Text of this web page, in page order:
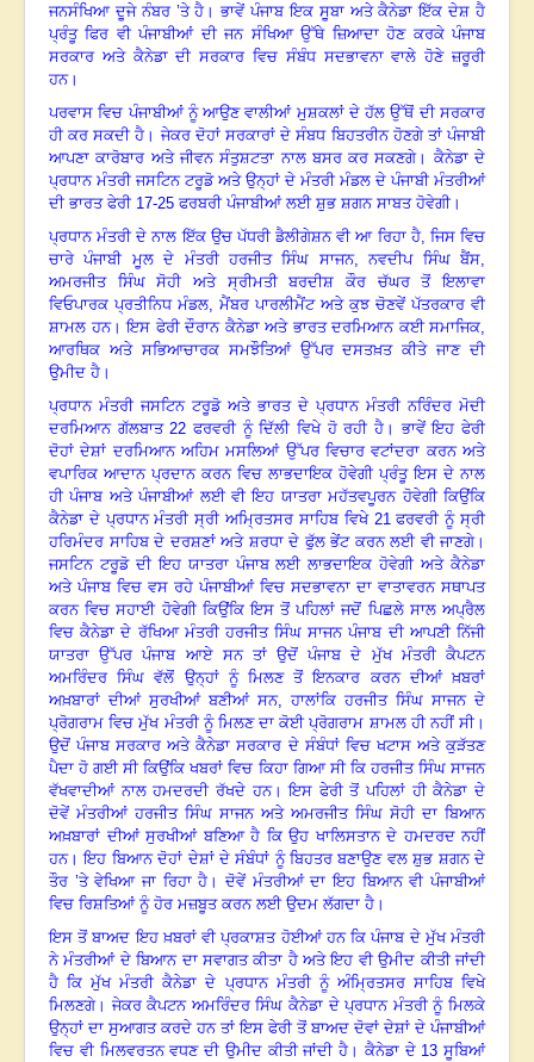
ਜਨਸੰਖਿਆ ਦੂਜੇ ਨੰਬਰ ’ਤੇ ਹੈ। ਭਾਵੇਂ ਪੰਜਾਬ ਇਕ ਸੂਬਾ ਅਤੇ ਕੈਨੇਡਾ ਇੱਕ ਦੇਸ਼ ਹੈ
ਪ੍ਰੰਤੂ ਫਿਰ ਵੀ ਪੰਜਾਬੀਆਂ ਦੀ ਜਨ ਸੰਖਿਆ ਉੱਥੇ ਜ਼ਿਆਦਾ ਹੋਣ ਕਰਕੇ ਪੰਜਾਬ
ਸਰਕਾਰ ਅਤੇ ਕੈਨੇਡਾ ਦੀ ਸਰਕਾਰ ਵਿਚ ਸੰਬੰਧ ਸਦਭਾਵਨਾ ਵਾਲੇ ਹੋਣੇ ਜ਼ਰੂਰੀ
ਹਨ।
ਪਰਵਾਸ ਵਿਚ ਪੰਜਾਬੀਆਂ ਨੂੰ ਆਉਣ ਵਾਲੀਆਂ ਮੁਸ਼ਕਲਾਂ ਦੇ ਹੱਲ ਉੱਥੋਂ ਦੀ ਸਰਕਾਰ
ਹੀ ਕਰ ਸਕਦੀ ਹੈ। ਜੇਕਰ ਦੋਹਾਂ ਸਰਕਾਰਾਂ ਦੇ ਸੰਬਧ ਬਿਹਤਰੀਨ ਹੋਣਗੇ ਤਾਂ ਪੰਜਾਬੀ
ਆਪਣਾ ਕਾਰੋਬਾਰ ਅਤੇ ਜੀਵਨ ਸੰਤੁਸ਼ਟਤਾ ਨਾਲ ਬਸਰ ਕਰ ਸਕਣਗੇ। ਕੈਨੇਡਾ ਦੇ
ਪ੍ਰਧਾਨ ਮੰਤਰੀ ਜਸਟਿਨ ਟਰੂਡੋ ਅਤੇ ਉਨ੍ਹਾਂ ਦੇ ਮੰਤਰੀ ਮੰਡਲ ਦੇ ਪੰਜਾਬੀ ਮੰਤਰੀਆਂ
ਦੀ ਭਾਰਤ ਫੇਰੀ 17-25 ਫਰਬਰੀ ਪੰਜਾਬੀਆਂ ਲਈ ਸ਼ੁਭ ਸ਼ਗਨ ਸਾਬਤ ਹੋਵੇਗੀ।
ਪ੍ਰਧਾਨ ਮੰਤਰੀ ਦੇ ਨਾਲ ਇੱਕ ਉਚ ਪੱਧਰੀ ਡੈਲੀਗੇਸ਼ਨ ਵੀ ਆ ਰਿਹਾ ਹੈ, ਜਿਸ ਵਿਚ
ਚਾਰੇ ਪੰਜਾਬੀ ਮੂਲ ਦੇ ਮੰਤਰੀ ਹਰਜੀਤ ਸਿੰਘ ਸਾਜਨ,ਨਵਦੀਪ ਸਿੰਘ ਬੈਂਸ,
ਅਮਰਜੀਤ ਸਿੰਘ ਸੋਹੀ ਅਤੇ ਸ੍ਰੀਮਤੀ ਬਰਦੀਸ਼ ਕੌਰ ਚੱਘਰ ਤੋਂ ਇਲਾਵਾ
ਵਿਓਪਾਰਕ ਪ੍ਰਤੀਨਿਧ ਮੰਡਲ, ਮੈਂਬਰ ਪਾਰਲੀਮੈਂਟ ਅਤੇ ਕੁਝ ਚੋਣਵੇਂ ਪੱਤਰਕਾਰ ਵੀ
ਸ਼ਾਮਲ ਹਨ। ਇਸ ਫੇਰੀ ਦੌਰਾਨ ਕੈਨੇਡਾ ਅਤੇ ਭਾਰਤ ਦਰਮਿਆਨ ਕਈ ਸਮਾਜਿਕ,
ਆਰਥਿਕ ਅਤੇ ਸਭਿਆਚਾਰਕ ਸਮਝੌਤਿਆਂ ਉੱਪਰ ਦਸਤਖ਼ਤ ਕੀਤੇ ਜਾਣ ਦੀ
ਉਮੀਦ ਹੈ।
ਪ੍ਰਧਾਨ ਮੰਤਰੀ ਜਸਟਿਨ ਟਰੂਡੋ ਅਤੇ ਭਾਰਤ ਦੇ ਪ੍ਰਧਾਨ ਮੰਤਰੀ ਨਰਿੰਦਰ ਮੋਦੀ
ਦਰਮਿਆਨ ਗੱਲਬਾਤ22 ਫਰਵਰੀ ਨੂੰ ਦਿੱਲੀ ਵਿਖੇ ਹੋ ਰਹੀ ਹੈ। ਭਾਵੇਂ ਇਹ ਫੇਰੀ
ਦੋਹਾਂ ਦੇਸ਼ਾਂ ਦਰਮਿਆਨ ਅਹਿਮ ਮਸਲਿਆਂ ਉੱਪਰ ਵਿਚਾਰ ਵਟਾਂਦਰਾ ਕਰਨ ਅਤੇ
ਵਪਾਰਿਕ ਆਦਾਨ ਪ੍ਰਦਾਨ ਕਰਨ ਵਿਚ ਲਾਭਦਾਇਕ ਹੋਵੇਗੀ ਪ੍ਰੰਤੂ ਇਸ ਦੇ ਨਾਲ
ਹੀ ਪੰਜਾਬ ਅਤੇ ਪੰਜਾਬੀਆਂ ਲਈ ਵੀ ਇਹ ਯਾਤਰਾ ਮਹੱਤਵਪੂਰਨ ਹੋਵੇਗੀ ਕਿਉਂਕਿ
ਕੈਨੇਡਾ ਦੇ ਪ੍ਰਧਾਨ ਮੰਤਰੀ ਸ੍ਰੀ ਅਮ੍ਰਿਤਸਰ ਸਾਹਿਬ ਵਿਖੇ 21ਫਰਵਰੀ ਨੂੰ ਸ੍ਰੀ
ਹਰਿਮੰਦਰ ਸਾਹਿਬ ਦੇ ਦਰਸ਼ਣਾਂ ਅਤੇ ਸ਼ਰਧਾ ਦੇ ਫੁੱਲ ਭੇਂਟ ਕਰਨ ਲਈ ਵੀ ਜਾਣਗੇ।
ਜਸਟਿਨ ਟਰੂਡੋ ਦੀ ਇਹ ਯਾਤਰਾ ਪੰਜਾਬ ਲਈ ਲਾਭਦਾਇਕ ਹੋਵੇਗੀ ਅਤੇ ਕੈਨੇਡਾ
ਅਤੇ ਪੰਜਾਬ ਵਿਚ ਵਸ ਰਹੇ ਪੰਜਾਬੀਆਂ ਵਿਚ ਸਦਭਾਵਨਾ ਦਾ ਵਾਤਾਵਰਨ ਸਥਾਪਤ
ਕਰਨ ਵਿਚ ਸਹਾਈ ਹੋਵੇਗੀ ਕਿਉਂਕਿ ਇਸ ਤੋਂ ਪਹਿਲਾਂ ਜਦੋਂ ਪਿਛਲੇ ਸਾਲ ਅਪ੍ਰੈਲ
ਵਿਚ ਕੈਨੇਡਾ ਦੇ ਰੱਖਿਆ ਮੰਤਰੀ ਹਰਜੀਤ ਸਿੰਘ ਸਾਜਨ ਪੰਜਾਬ ਦੀ ਆਪਣੀ ਨਿੱਜੀ
ਯਾਤਰਾ ਉੱਪਰ ਪੰਜਾਬ ਆਏ ਸਨ ਤਾਂ ਉਦੋਂ ਪੰਜਾਬ ਦੇ ਮੁੱਖ ਮੰਤਰੀ ਕੈਪਟਨ
ਅਮਰਿੰਦਰ ਸਿੰਘ ਵੱਲੋਂ ਉਨ੍ਹਾਂ ਨੂੰ ਮਿਲਣ ਤੋਂ ਇਨਕਾਰ ਕਰਨ ਦੀਆਂ ਖ਼ਬਰਾਂ
ਅਖ਼ਬਾਰਾਂ ਦੀਆਂ ਸੁਰਖੀਆਂ ਬਣੀਆਂ ਸਨ, ਹਾਲਾਂਕਿ ਹਰਜੀਤ ਸਿੰਘ ਸਾਜਨ ਦੇ
ਪ੍ਰੋਗਰਾਮ ਵਿਚ ਮੁੱਖ ਮੰਤਰੀ ਨੂੰ ਮਿਲਣ ਦਾ ਕੋਈ ਪ੍ਰੋਗਰਾਮ ਸ਼ਾਮਲ ਹੀ ਨਹੀਂ ਸੀ।
ਉਦੋਂ ਪੰਜਾਬ ਸਰਕਾਰ ਅਤੇ ਕੈਨੇਡਾ ਸਰਕਾਰ ਦੇ ਸੰਬੰਧਾਂ ਵਿਚ ਖਟਾਸ ਅਤੇ ਕੁੜੱਤਣ
ਪੈਦਾ ਹੋ ਗਈ ਸੀ ਕਿਉਂਕਿ ਖਬਰਾਂ ਵਿਚ ਕਿਹਾ ਗਿਆ ਸੀ ਕਿ ਹਰਜੀਤ ਸਿੰਘ ਸਾਜਨ
ਵੱਖਵਾਦੀਆਂ ਨਾਲ ਹਮਦਰਦੀ ਰੱਖਦੇ ਹਨ। ਇਸ ਫੇਰੀ ਤੋਂ ਪਹਿਲਾਂ ਹੀ ਕੈਨੇਡਾ ਦੇ
ਦੋਵੇਂ ਮੰਤਰੀਆਂ ਹਰਜੀਤ ਸਿੰਘ ਸਾਜਨ ਅਤੇ ਅਮਰਜੀਤ ਸਿੰਘ ਸੋਹੀ ਦਾ ਬਿਆਨ
ਅਖ਼ਬਾਰਾਂ ਦੀਆਂ ਸੁਰਖੀਆਂ ਬਣਿਆ ਹੈ ਕਿ ਉਹ ਖਾਲਿਸਤਾਨ ਦੇ ਹਮਦਰਦ ਨਹੀਂ
ਹਨ। ਇਹ ਬਿਆਨ ਦੋਹਾਂ ਦੇਸ਼ਾਂ ਦੇ ਸੰਬੰਧਾਂ ਨੂੰ ਬਿਹਤਰ ਬਣਾਉਣ ਵਲ ਸ਼ੁਭ ਸ਼ਗਨ ਦੇ
ਤੌਰ ’ਤੇ ਵੇਖਿਆ ਜਾ ਰਿਹਾ ਹੈ। ਦੋਵੇਂ ਮੰਤਰੀਆਂ ਦਾ ਇਹ ਬਿਆਨ ਵੀ ਪੰਜਾਬੀਆਂ
ਵਿਚ ਰਿਸ਼ਤਿਆਂ ਨੂੰ ਹੋਰ ਮਜ਼ਬੂਤ ਕਰਨ ਲਈ ਉਦਮ ਲੱਗਦਾ ਹੈ।
ਇਸ ਤੋਂ ਬਾਅਦ ਇਹ ਖ਼ਬਰਾਂ ਵੀ ਪ੍ਰਕਾਸ਼ਤ ਹੋਈਆਂ ਹਨ ਕਿ ਪੰਜਾਬ ਦੇ ਮੁੱਖ ਮੰਤਰੀ
ਨੇ ਮੰਤਰੀਆਂ ਦੇ ਬਿਆਨ ਦਾ ਸਵਾਗਤ ਕੀਤਾ ਹੈ ਅਤੇ ਇਹ ਵੀ ਉਮੀਦ ਕੀਤੀ ਜਾਂਦੀ
ਹੈ ਕਿ ਮੁੱਖ ਮੰਤਰੀ ਕੈਨੇਡਾ ਦੇ ਪ੍ਰਧਾਨ ਮੰਤਰੀ ਨੂੰ ਅੰਮ੍ਰਿਤਸਰ ਸਾਹਿਬ ਵਿਖੇ
ਮਿਲਣਗੇ। ਜੇਕਰ ਕੈਪਟਨ ਅਮਰਿੰਦਰ ਸਿੰਘ ਕੈਨੇਡਾ ਦੇ ਪ੍ਰਧਾਨ ਮੰਤਰੀ ਨੂੰ ਮਿਲਕੇ
ਉਨ੍ਹਾਂ ਦਾ ਸੁਆਗਤ ਕਰਦੇ ਹਨ ਤਾਂ ਇਸ ਫੇਰੀ ਤੋਂ ਬਾਅਦ ਦੋਵਾਂ ਦੇਸ਼ਾਂ ਦੇ ਪੰਜਾਬੀਆਂ
ਵਿਚ ਵੀ ਮਿਲਵਰਤਨ ਵਧਣ ਦੀ ਉਮੀਦ ਕੀਤੀ ਜਾਂਦੀ ਹੈ। ਕੈਨੇਡਾ ਦੇ 13 ਸੂਬਿਆਂ